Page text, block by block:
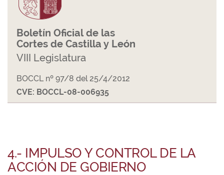
Boletín Oficial de las
Cortes de Castilla y León
VIII Legislatura
BOCCL nº 97/8 del 25/4/2012
CVE: BOCCL-08-006935
4.- IMPULSO Y CONTROL DE LA
ACCIÓN DE GOBIERNO